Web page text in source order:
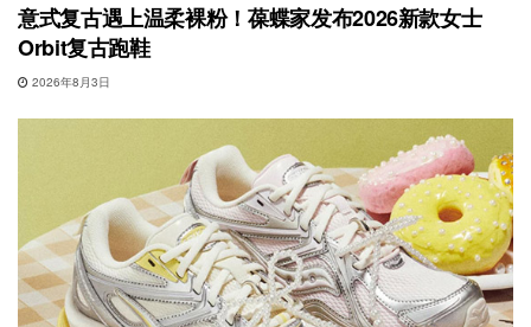
意式复古遇上温柔裸粉！葆蝶家发布2026新款女士
Orbit复古跑鞋
2026年8月3日